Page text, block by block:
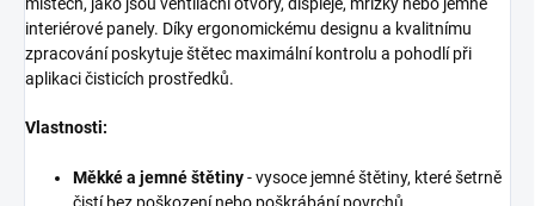
místech, jako jsou ventilační otvory, displeje, mřížky nebo jemné
interiérové panely. Díky ergonomickému designu a kvalitnímu
zpracování poskytuje štětec maximální kontrolu a pohodlí při
aplikaci čisticích prostředků.
Vlastnosti:
Měkké a jemné štětiny- vysoce jemné štětiny, které šetrně